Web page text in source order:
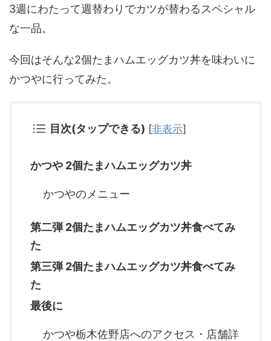
3週にわたって週替わりでカツが替わるスペシャル
な一品。
今回はそんな2個たまハムエッグカツ丼を味わいに
かつやに行ってみた。
目次(タップできる) [非表示]
かつや 2個たまハムエッグカツ丼
かつやのメニュー
第二弾 2個たまハムエッグカツ丼食べてみ
た
第三弾 2個たまハムエッグカツ丼食べてみ
た
最後に
かつや栃木佐野店へのアクセス・店舗詳